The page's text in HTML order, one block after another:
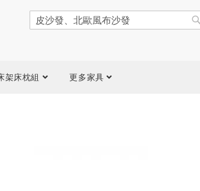
搜
架床枕組 更多家具